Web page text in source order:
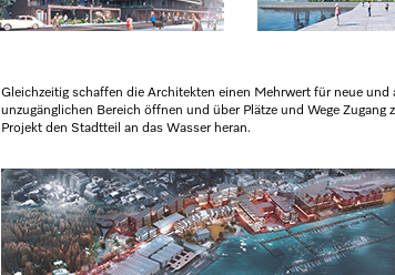
Gleichzeitig schaffen die Architekten einen Mehrwert für neue
unzugänglichen Bereich öffnen und über Plätze und Wege
Projekt den Stadtteil an das Wasser heran.